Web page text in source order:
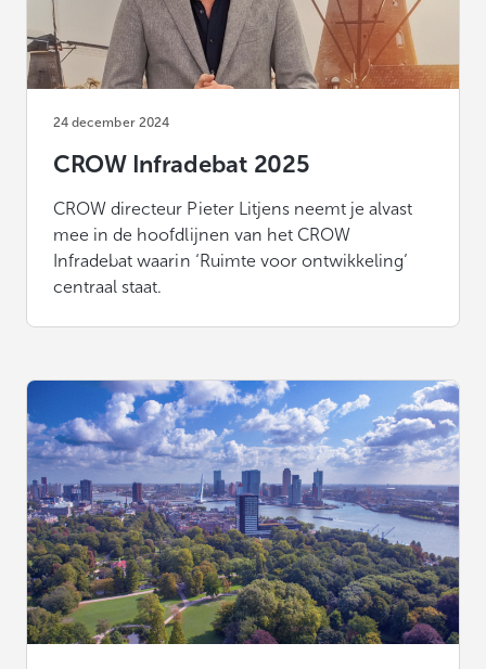
24 december 2024
CROW Infradebat 2025
CROW directeur Pieter Litjens neemt je alvast
mee in de hoofdlijnen van het CROW
Infradebat waarin ‘Ruimte voor ontwikkeling’
centraal staat.